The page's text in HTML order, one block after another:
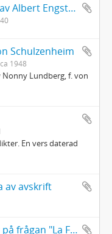
Verser till kamratmötet 1933 av Albert Engström (Fil. dr Otto Janses exemplar)
Schulzenheim
1948
Lundberg, f. von
En vers daterad
av avskrift
Verner von Heidenstam: Svar på frågan "La France - est-elle en décadence?"